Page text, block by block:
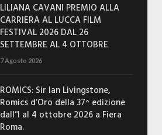
LILIANA CAVANI PREMIO ALLA
CARRIERA AL LUCCA FILM
FESTIVAL 2026 DAL 26
SETTEMBRE AL 4 OTTOBRE
7 Agosto 2026
ROMICS: Sir Ian Livingstone,
Romics d’Oro della 37^ edizione
dall’1 al 4 ottobre 2026 a Fiera
Roma.